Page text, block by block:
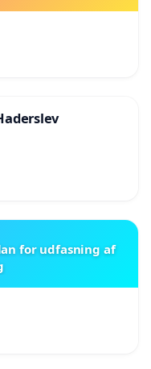
for udfasning af